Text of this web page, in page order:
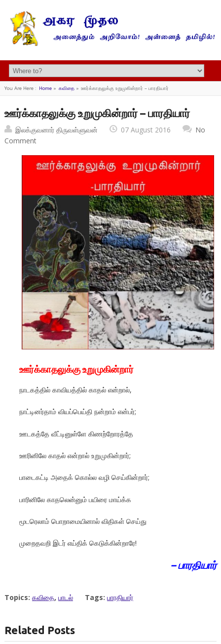
You Are Here : Home» கவிதை» ஊர்க்காதலுக்கு உறுமுகின்றார் – பாரதியார்
ஊர்க்காதலுக்கு உறுமுகின்றார் – பாரதியார்
இலக்குவனார் திருவள்ளுவன் 07 August 2016
No
Comment
ஊர்க்காதலுக்கு உறுமுகின்றார்
நாடகத்தில் காவியத்தில் காதல் என்றால்,
நாட்டினர்தாம் வியப்பெய்தி நன்றாம் என்பர்;
ஊடகத்தே வீட்டினுள்ளே கிணற்றோரத்தே
ஊரினிலே காதல் என்றால் உறுமுகின்றார்;
பாடைகட்டி அதைக் கொல்ல வழி செய்கின்றார்;
பாரினிலே காதலென்னும் பயிரை மாய்க்க
மூடரெலாம் பொறாமையினால் விதிகள் செய்து
முறைதவறி இடர் எய்திக் கெடுக்கின்றாரே!
– பாரதியார்
Topics: கவிதை, பாடல் Tags: பாரதியார்
Related Posts